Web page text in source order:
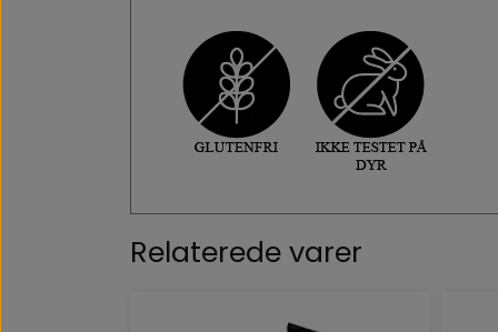
Relaterede varer